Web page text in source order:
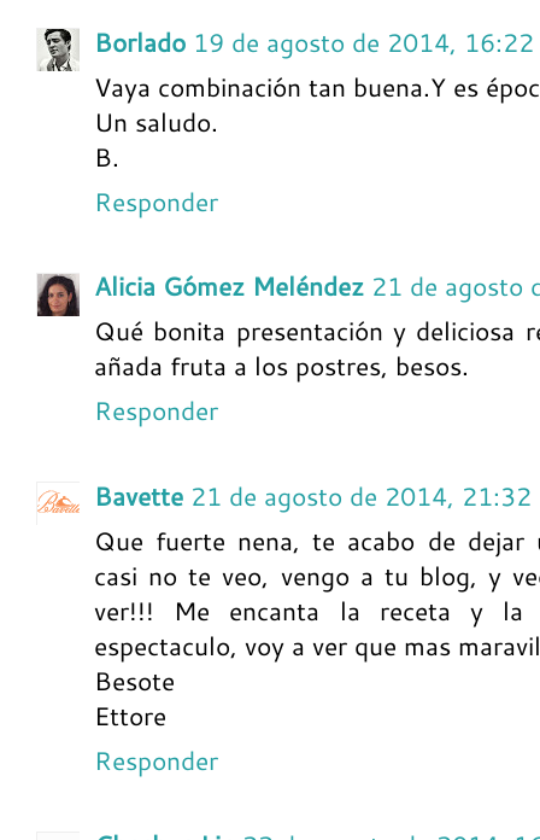
Borlado 19 de agosto de 2014, 16:22
Vaya combinación tan buena.Y es
Un saludo.
B.
Responder
Alicia Gómez Meléndez 21 de agosto
Qué bonita presentación y deliciosa
añada fruta a los postres, besos.
Responder
Bavette 21 de agosto de 2014, 21:32
Que fuerte nena, te acabo de dejar
casi no te veo, vengo a tu blog, y
ver!!! Me encanta la receta y la
espectaculo, voy a ver que mas
Besote
Ettore
Responder